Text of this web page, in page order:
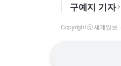
구예지 기자
Copyright ⓒ 세계일보.